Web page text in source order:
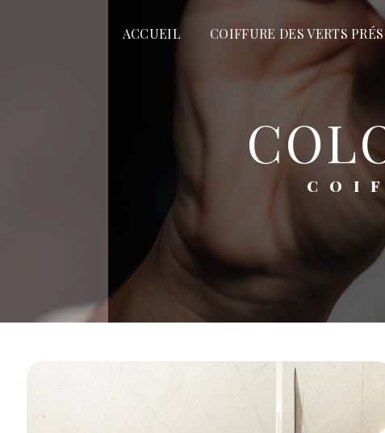
ACCUEIL COIFFURE DES VERTS PRÉS